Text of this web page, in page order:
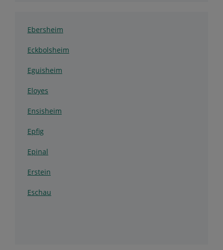
Ebersheim
Eckbolsheim
Eguisheim
Eloyes
Ensisheim
Epfig
Epinal
Erstein
Eschau